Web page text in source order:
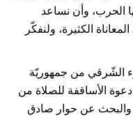
الحرب، وأن نساعد
الكثيرة، ولنفكّر
الشّرقي من جمهوريّة
الأساقفة للصلاة من
والبحث عن حوار صادق